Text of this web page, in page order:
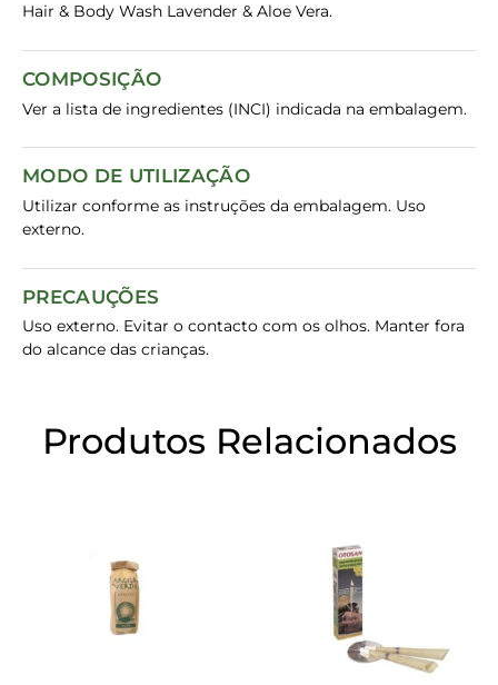
Hair & Body Wash Lavender & Aloe Vera.
COMPOSIÇÃO
Ver a lista de ingredientes (INCI) indicada na embalagem.
MODO DE UTILIZAÇÃO
Utilizar conforme as instruções da embalagem. Uso
externo.
PRECAUÇÕES
Uso externo. Evitar o contacto com os olhos. Manter fora
do alcance das crianças.
Produtos Relacionados